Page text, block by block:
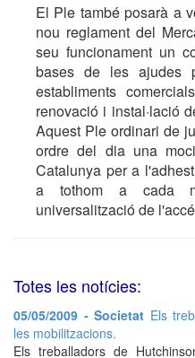
El Ple també posarà a
nou reglament del
seu funcionament un
bases de les ajudes
establiments
renovació i instal·lació
Aquest Ple ordinari de
ordre del dia una
Catalunya per a
a tothom a cada
universalització de
Totes les notícies:
05/05/2009 - Societat Els
les mobilitzacions.
Els treballadors de